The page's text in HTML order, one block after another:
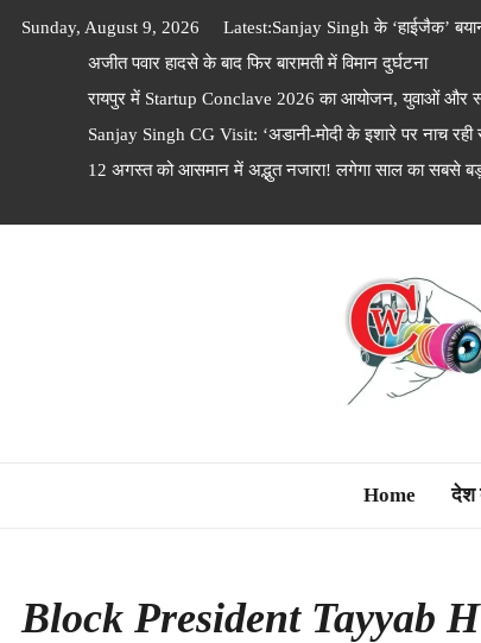
Sunday, August 9, 2026 Latest:Sanjay Singh के ‘हाईजैक’
अजीत पवार हादसे के बाद फिर बारामती में विमान दुर्घटना
रायपुर में Startup Conclave 2026 का आयोजन, युवाओं और
Sanjay Singh CG Visit: ‘अडानी-मोदी के इशारे पर नाच
12 अगस्त को आसमान में अद्भुत नजारा! लगेगा साल का सबसे
Dainik Home देश
Block President Tayyab